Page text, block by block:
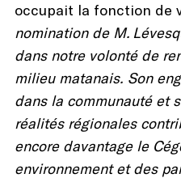
occupait la fonction de
nomination de M.
dans notre volonté de
milieu matanais. Son
dans la communauté et
réalités régionales
encore davantage le
environnement et des